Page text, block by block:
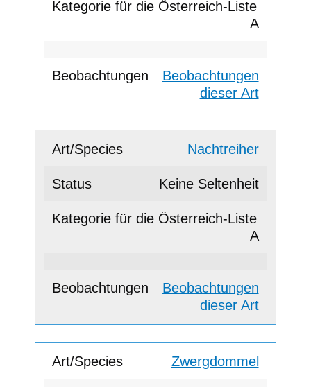
A
Beobachtungen
dieser Art
Nachtreiher
Keine Seltenheit
A
Beobachtungen
dieser Art
Zwergdommel